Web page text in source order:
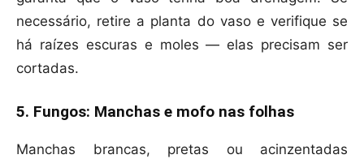
necessário, retire a planta do vaso e verifique se
há raízes escuras e moles — elas precisam ser
cortadas.
5. Fungos: Manchas e mofo nas folhas
Manchas brancas, pretas ou acinzentadas